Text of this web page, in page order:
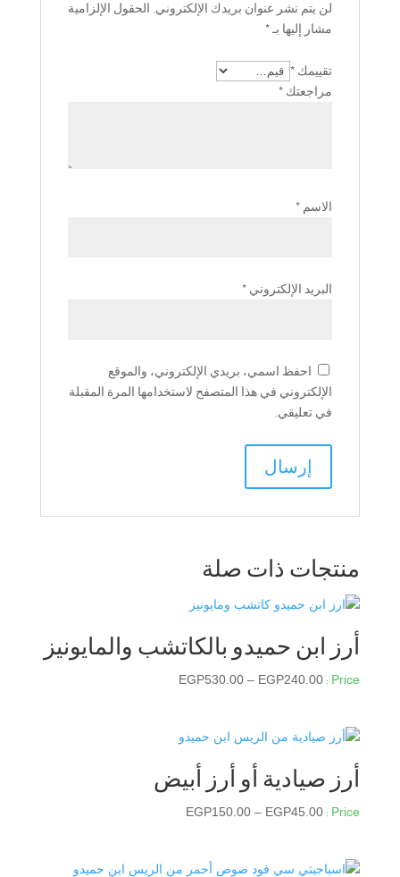
لن يتم نشر عنوان بريدك الإلكتروني. الحقول الإلزامية
مشار إليها بـ*
تقييمك *
مراجعتك *
الاسم *
البريد الإلكتروني *
احفظ اسمي، بريدي الإلكتروني، والموقع
الإلكتروني في هذا المتصفح لاستخدامها المرة المقبلة
في تعليقي.
منتجات ذات صلة
أرز ابن حميدو بالكاتشب والمايونيز
EGP240.00
–
EGP530.00
نطاق
⁦EGP530.00⁩
أرز صيادية أو أرز أبيض
EGP45.00
–
EGP150.00
نطاق